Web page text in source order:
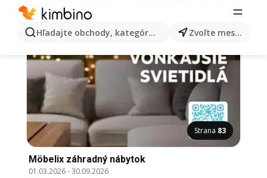
Hľadajte obchody, kategórie, produkty... Zvoľte mesto
Strana 83
Möbelix záhradný nábytok
01.03.2026-30.09.2026